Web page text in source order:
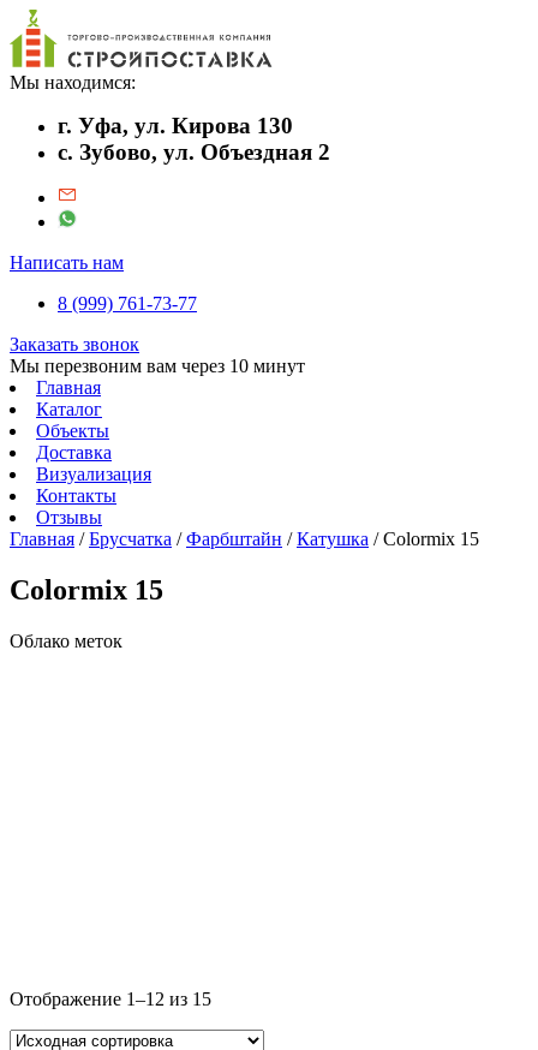
Мы находимся:
г. Уфа, ул. Кирова 130
с. Зубово, ул. Объездная 2
Написать нам
8 (999) 761-73-77
Заказать звонок
Мы перезвоним вам через 10 минут
Главная
Каталог
Объекты
Доставка
Визуализация
Контакты
Отзывы
Главная /Брусчатка /Фарбштайн /Катушка / Colormix 15
Colormix 15
Облако меток
Отображение 1–12 из 15